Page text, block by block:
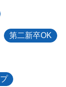
第二新卒OK